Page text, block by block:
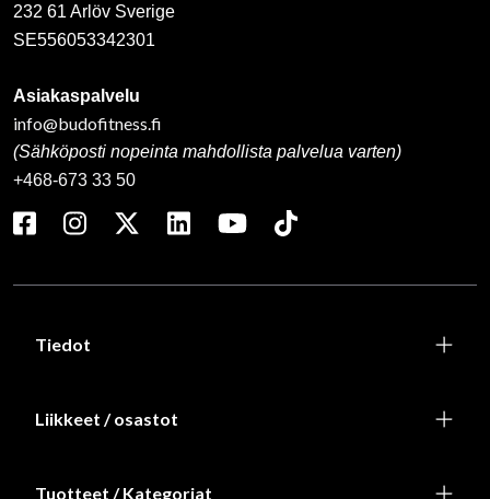
232 61 Arlöv Sverige
SE556053342301
Asiakaspalvelu
info@budofitness.fi
(Sähköposti nopeinta mahdollista palvelua varten)
+468-673 33 50
Tiedot
Liikkeet / osastot
Tuotteet / Kategoriat